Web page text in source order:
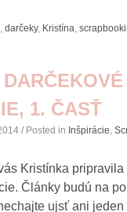
,darčeky, Kristína,
1. ČASŤ
/ Posted in Inšpirácie,
Kristínka
Články budú na
ujsť ani jeden